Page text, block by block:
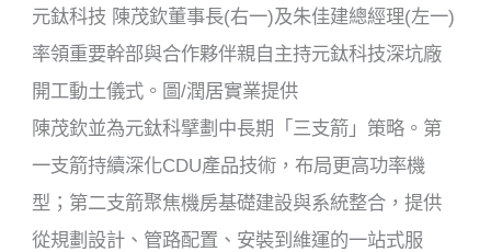
元鈦科技 陳茂欽董事長(右一)及朱佳建總經理(左一)
率領重要幹部與合作夥伴親自主持元鈦科技深坑廠
開工動土儀式。圖/潤居實業提供
陳茂欽並為元鈦科擘劃中長期「三支箭」策略。第
一支箭持續深化CDU產品技術，布局更高功率機
型；第二支箭聚焦機房基礎建設與系統整合，提供
從規劃設計、管路配置、安裝到維運的一站式服